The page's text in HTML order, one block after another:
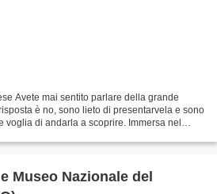
Avete mai sentito parlare della grande
è no, sono lieto di presentarvela e sono
voglia di andarla a scoprire. Immersa nel
Museo Nazionale del